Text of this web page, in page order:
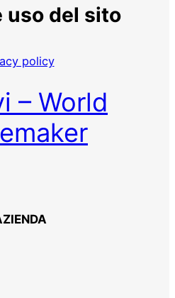
uso del sito
policy
– World